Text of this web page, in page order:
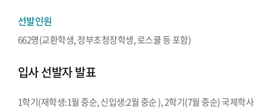
선발인원
662명(교환학생, 정부초청장학생, 로스쿨 등 포함)
입사 선발자 발표
1학기(재학생:1월 중순, 신입생:2월 중순 ), 2학기(7월 중순) 국제학사